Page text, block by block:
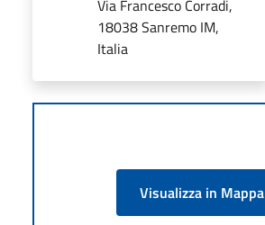
Via Francesco Corradi,
18038 Sanremo IM,
Italia
Visualizza in Mappa